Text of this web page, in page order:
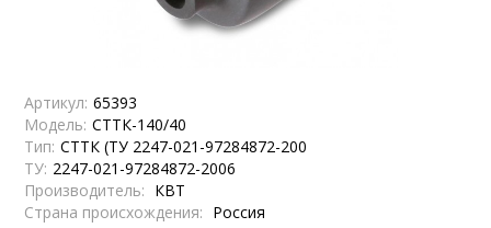
Артикул: 65393
Модель: СТТК-140/40
Тип: СТТК (ТУ 2247-021-97284872-200
ТУ: 2247-021-97284872-2006
Производитель: КВТ
Страна происхождения: Россия